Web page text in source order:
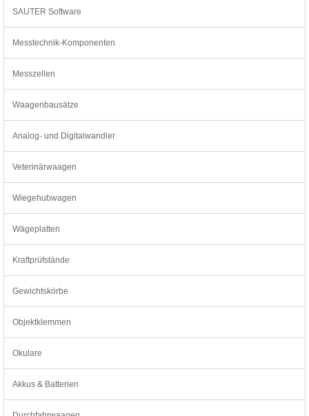
SAUTER Software
Messtechnik-Komponenten
Messzellen
Waagenbausätze
Analog- und Digitalwandler
Veterinärwaagen
Wiegehubwagen
Wägeplatten
Kraftprüfstände
Gewichtskörbe
Objektklemmen
Okulare
Akkus & Batterien